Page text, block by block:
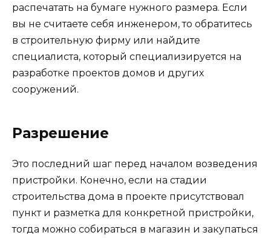
распечатать на бумаге нужного размера. Если
вы не считаете себя инженером, то обратитесь
в строительную фирму или найдите
специалиста, который специализируется на
разработке проектов домов и других
сооружений.
Разрешение
Это последний шаг перед началом возведения
пристройки. Конечно, если на стадии
строительства дома в проекте присутствовал
пункт и разметка для конкретной пристройки,
тогда можно собираться в магазин и закупаться